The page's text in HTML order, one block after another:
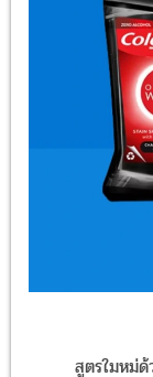
สูตรใมหม่ด้วย